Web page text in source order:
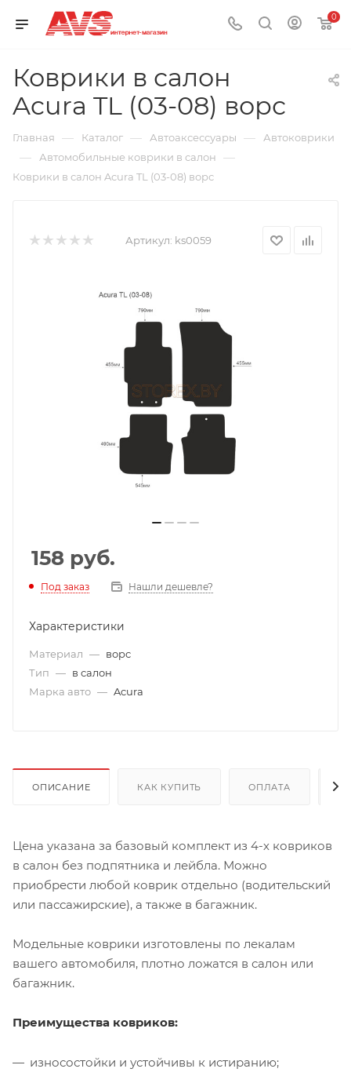
0
Коврики в салон
Acura TL (03-08) ворс
Главная — Каталог — Автоаксессуары — Автоковрики
— Автомобильные коврики в салон —
Коврики в салон Acura TL (03-08) ворс
Артикул: ks0059
158 руб.
Под заказ Нашли дешевле?
Характеристики
Материал — ворс
Тип — в салон
Марка авто — Acura
ОПИСАНИЕ КАК КУПИТЬ ОПЛАТА
Цена указана за базовый комплект из 4-х ковриков
в салон без подпятника и лейбла. Можно
приобрести любой коврик отдельно (водительский
или пассажирские), а также в багажник.
Модельные коврики изготовлены по лекалам
вашего автомобиля, плотно ложатся в салон или
багажник.
Преимущества ковриков:
износостойки и устойчивы к истиранию;